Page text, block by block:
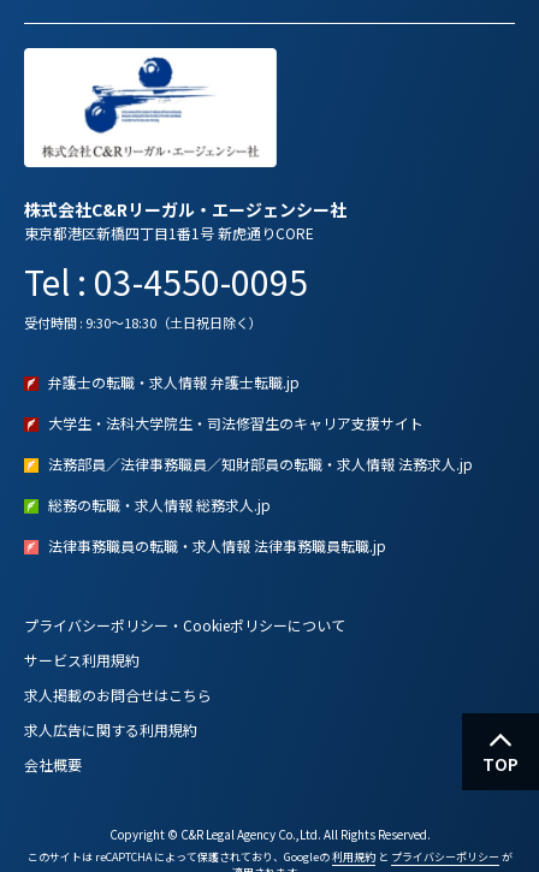
株式会社C&Rリーガル・エージェンシー社
東京都港区新橋四丁目1番1号 新虎通りCORE
Tel : 03-4550-0095
受付時間 : 9:30～18:30（土日祝日除く）
弁護士の転職・求人情報 弁護士転職.jp
大学生・法科大学院生・司法修習生のキャリア支援サイト
法務部員／法律事務職員／知財部員の転職・求人情報 法務求人.jp
総務の転職・求人情報 総務求人.jp
法律事務職員の転職・求人情報 法律事務職員転職.jp
プライバシーポリシー・Cookieポリシーについて
サービス利用規約
求人掲載のお問合せはこちら
求人広告に関する利用規約
会社概要
Copyright © C&R Legal Agency Co.,Ltd. All Rights Reserved.
このサイトは reCAPTCHA によって保護されており、Googleの利用規約と プライバシーポリシー が
TOP